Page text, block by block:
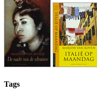
Tags